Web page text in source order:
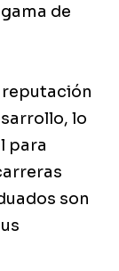
de
reputación
lo
para
son